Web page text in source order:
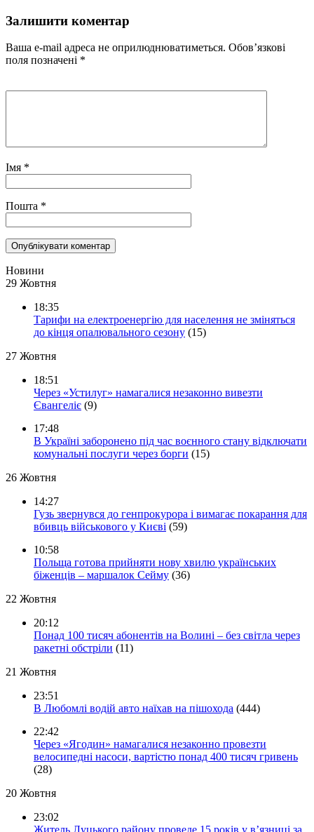
Залишити коментар
Ваша e-mail адреса не оприлюднюватиметься. Обов’язкові
поля позначені *
Імя *
Пошта *
Новини
29 Жовтня
18:35
Тарифи на електроенергію для населення не зміняться
до кінця опалювального сезону (15)
27 Жовтня
18:51
Через «Устилуг» намагалися незаконно вивезти
Євангеліє (9)
17:48
В Україні заборонено під час воєнного стану відключати
комунальні послуги через борги (15)
26 Жовтня
14:27
Гузь звернувся до генпрокурора і вимагає покарання для
вбивць військового у Києві (59)
10:58
Польща готова прийняти нову хвилю українських
біженців – маршалок Сейму (36)
22 Жовтня
20:12
Понад 100 тисяч абонентів на Волині – без світла через
ракетні обстріли (11)
21 Жовтня
23:51
В Любомлі водій авто наїхав на пішохода (444)
22:42
Через «Ягодин» намагалися незаконно провезти
велосипедні насоси, вартістю понад 400 тисяч гривень
(28)
20 Жовтня
23:02